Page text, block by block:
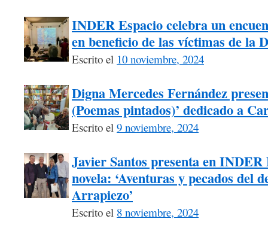
INDER Espacio celebra un
en beneficio de las víctimas de la
Escrito el 10 noviembre, 2024
Digna Mercedes Fernández
(Poemas pintados)’ dedicado a
Escrito el 9 noviembre, 2024
Javier Santos presenta en
novela: ‘Aventuras y pecados del
Arrapiezo’
Escrito el 8 noviembre, 2024